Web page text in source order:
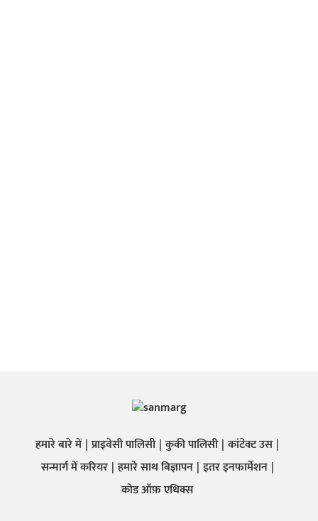
हमारे बारे में प्राइवेसी पालिसी कुकी पालिसी कांटेक्ट उस
सन्मार्ग में करियर हमारे साथ बिज्ञापन इतर इनफार्मेशन
कोड ऑफ़ एथिक्स